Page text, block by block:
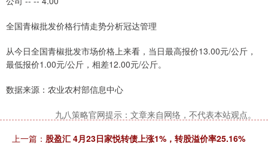
全国青椒批发价格行情走势分析冠达管理
从今日全国青椒批发市场价格上来看，当日最高报价13.00元/公斤，
最低报价1.00元/公斤，相差12.00元/公斤。
数据来源：农业农村部信息中心
九八策略官网提示：文章来自网络，不代表本站观点。
上一篇： 股盈汇 4月23日家悦转债上涨1%，转股溢价率25.16%